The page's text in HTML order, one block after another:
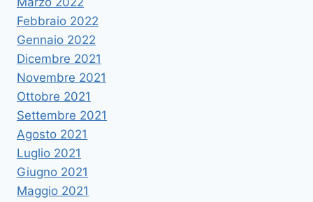
Febbraio 2022
Gennaio 2022
Dicembre 2021
Novembre 2021
Ottobre 2021
Settembre 2021
Agosto 2021
Luglio 2021
Giugno 2021
Maggio 2021